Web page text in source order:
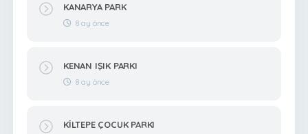
KANARYA PARK
8 ay önce
KENAN IŞIK PARKI
8 ay önce
KİLTEPE ÇOCUK PARKI